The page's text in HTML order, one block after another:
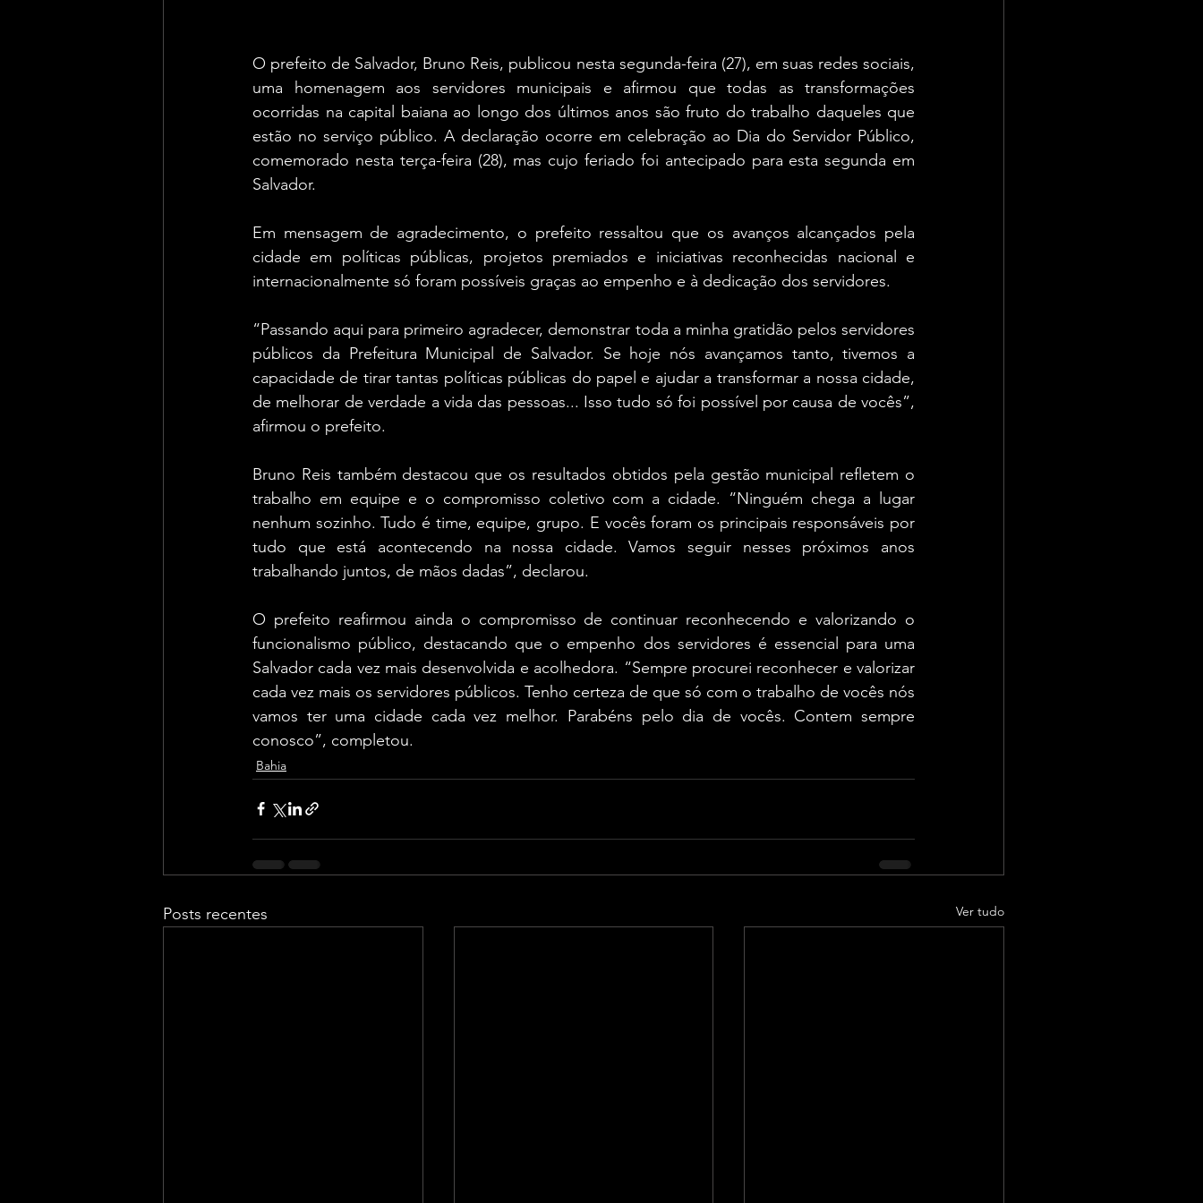
O prefeito de Salvador, Bruno Reis, publicou nesta segunda-feira (27), em suas redes sociais,
uma homenagem aos servidores municipais e afirmou que todas as transformações
ocorridas na capital baiana ao longo dos últimos anos são fruto do trabalho daqueles que
estão no serviço público. A declaração ocorre em celebração ao Dia do Servidor Público,
comemorado nesta terça-feira (28), mas cujo feriado foi antecipado para esta segunda em
Salvador.
Em mensagem de agradecimento, o prefeito ressaltou que os avanços alcançados pela
cidade em políticas públicas, projetos premiados e iniciativas reconhecidas nacional e
internacionalmente só foram possíveis graças ao empenho e à dedicação dos servidores.
“Passando aqui para primeiro agradecer, demonstrar toda a minha gratidão pelos servidores
públicos da Prefeitura Municipal de Salvador. Se hoje nós avançamos tanto, tivemos a
capacidade de tirar tantas políticas públicas do papel e ajudar a transformar a nossa cidade,
de melhorar de verdade a vida das pessoas... Isso tudo só foi possível por causa de vocês”,
afirmou o prefeito.
Bruno Reis também destacou que os resultados obtidos pela gestão municipal refletem o
trabalho em equipe e o compromisso coletivo com a cidade. “Ninguém chega a lugar
nenhum sozinho. Tudo é time, equipe, grupo. E vocês foram os principais responsáveis por
tudo que está acontecendo na nossa cidade. Vamos seguir nesses próximos anos
trabalhando juntos, de mãos dadas”, declarou.
O prefeito reafirmou ainda o compromisso de continuar reconhecendo e valorizando o
funcionalismo público, destacando que o empenho dos servidores é essencial para uma
Salvador cada vez mais desenvolvida e acolhedora. “Sempre procurei reconhecer e valorizar
cada vez mais os servidores públicos. Tenho certeza de que só com o trabalho de vocês nós
vamos ter uma cidade cada vez melhor. Parabéns pelo dia de vocês. Contem sempre
conosco”, completou.
Bahia
Posts recentes Ver tudo